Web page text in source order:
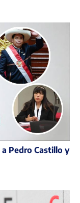
Pedro Castillo y